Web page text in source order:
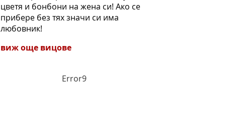
цветя и бонбони на жена си! Ако се
прибере без тях значи си има
любовник!
виж още вицове
Error9